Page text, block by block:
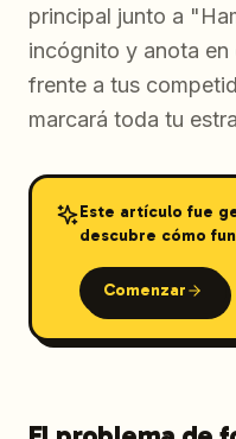
principal junto a
incógnito y anota
frente a tus
marcará toda tu
Este artículo fue
descubre cómo
Comenzar